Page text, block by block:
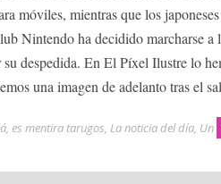
móviles, mientras que los
Nintendo ha decidido marcharse a
despedida. En El Píxel Ilustre lo
una imagen de adelanto tras el
, es mentira tarugos, La noticia del día, Un